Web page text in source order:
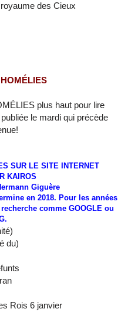
des Cieux
plus haut pour lire
le mardi qui précède
SUR LE SITE INTERNET
KAIROS
Giguère
en 2018. Pour les années
comme GOOGLE ou
du)
Rois 6 janvier